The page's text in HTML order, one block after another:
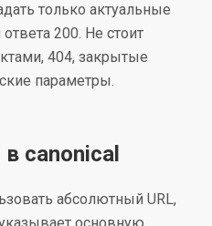
только актуальные
200. Не стоит
404, закрытые
параметры.
canonical
абсолютный URL,